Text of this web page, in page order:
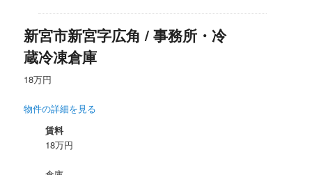
新宮市新宮字広角 / 事務所・冷
蔵冷凍倉庫
18万円
物件の詳細を見る
賃料
18万円